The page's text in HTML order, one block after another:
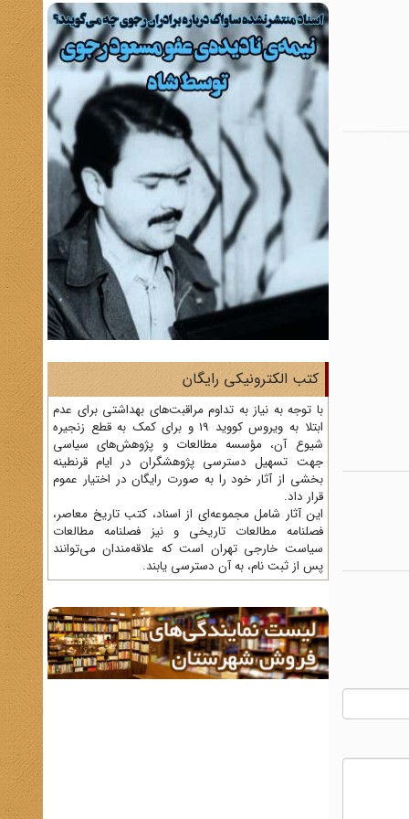
کتب الکترونیکی رایگان
با توجه به نیاز به تداوم مراقبت‌های بهداشتی برای عدم
ابتلا به ویروس کووید 19 و برای کمک به قطع زنجیره
شیوع آن، مؤسسه مطالعات و پژوهش‌های سیاسی
جهت تسهیل دسترسی پژوهشگران در ایام قرنطینه
بخشی از آثار خود را به صورت رایگان در اختیار عموم
قرار داد.
این آثار شامل مجموعه‌ای از اسناد، کتب تاریخ معاصر،
فصلنامه‌ مطالعات تاریخی و نیز فصلنامه مطالعات
سیاست خارجی تهران است که علاقه‌مندان می‌توانند
پس از ثبت نام، به آن دسترسی یابند.